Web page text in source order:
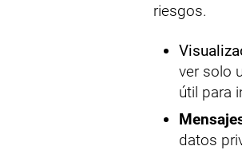
riesgos.
ver solo
útil para
datos